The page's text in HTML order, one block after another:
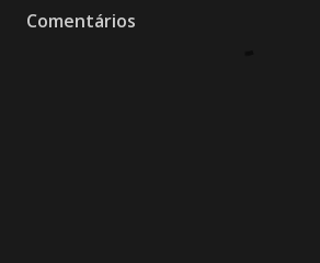
Comentários